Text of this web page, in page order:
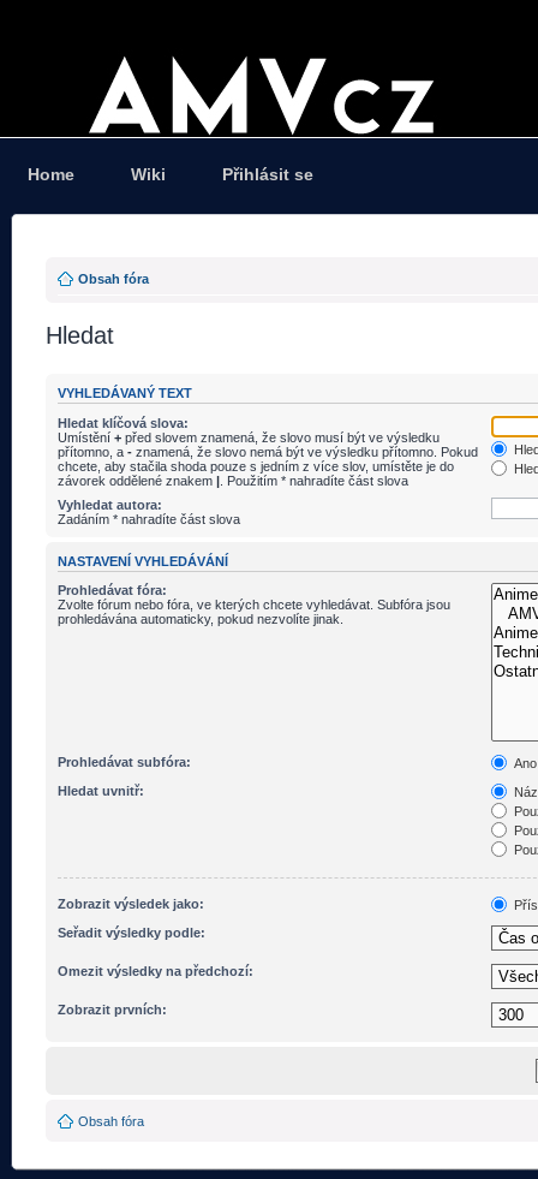
Home Wiki Přihlásit se
Obsah fóra
Hledat
VYHLEDÁVANÝ TEXT
Hledat klíčová slova:
Umístění + před slovem znamená, že slovo musí být ve výsledku
přítomno, a - znamená, že slovo nemá být ve výsledku přítomno. Pokud
chcete, aby stačila shoda pouze s jedním z více slov, umístěte je do
závorek oddělené znakem | . Použitím * nahradíte část slova
Vyhledat autora:
Zadáním * nahradíte část slova
NASTAVENÍ VYHLEDÁVÁNÍ
Prohledávat fóra:
Zvolte fórum nebo fóra, ve kterých chcete vyhledávat. Subfóra jsou
prohledávána automaticky, pokud nezvolíte jinak.
Prohledávat subfóra:
Ano
Hledat uvnitř:
Zobrazit výsledek jako:
Seřadit výsledky podle:
Omezit výsledky na předchozí:
Zobrazit prvních:
Obsah fóra